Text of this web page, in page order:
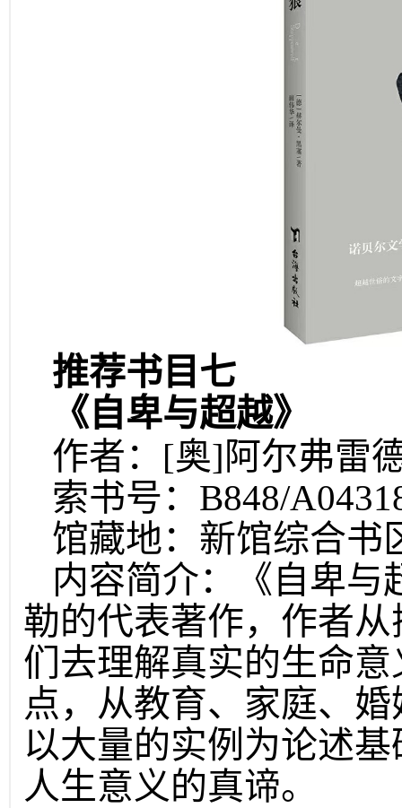
推荐书目七
《自卑与超越》
作者：[奥]阿尔弗雷
索书号：B848/
馆藏地：新馆综合书
内容简介：《自卑与
勒的代表著作，作者
们去理解真实的生命
点，从教育、家庭、
以大量的实例为论述
人生意义的真谛。